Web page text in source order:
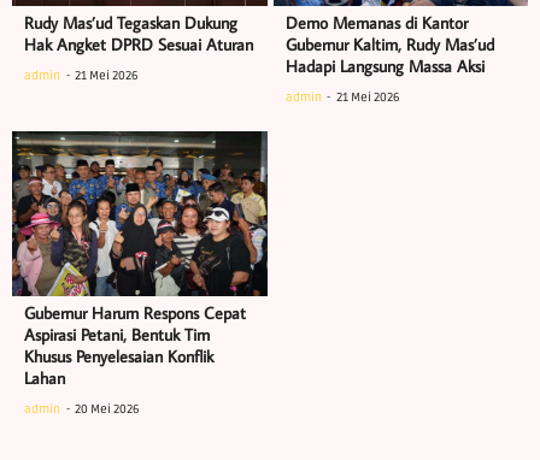
Rudy Mas’ud Tegaskan Dukung
Hak Angket DPRD Sesuai Aturan
admin 21 Mei 2026
Demo Memanas di Kantor
Gubernur Kaltim, Rudy Mas’ud
Hadapi Langsung Massa Aksi
admin 21 Mei 2026
Gubernur Harum Respons Cepat
Aspirasi Petani, Bentuk Tim
Khusus Penyelesaian Konflik
Lahan
admin 20 Mei 2026